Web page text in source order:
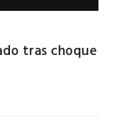
tras choque